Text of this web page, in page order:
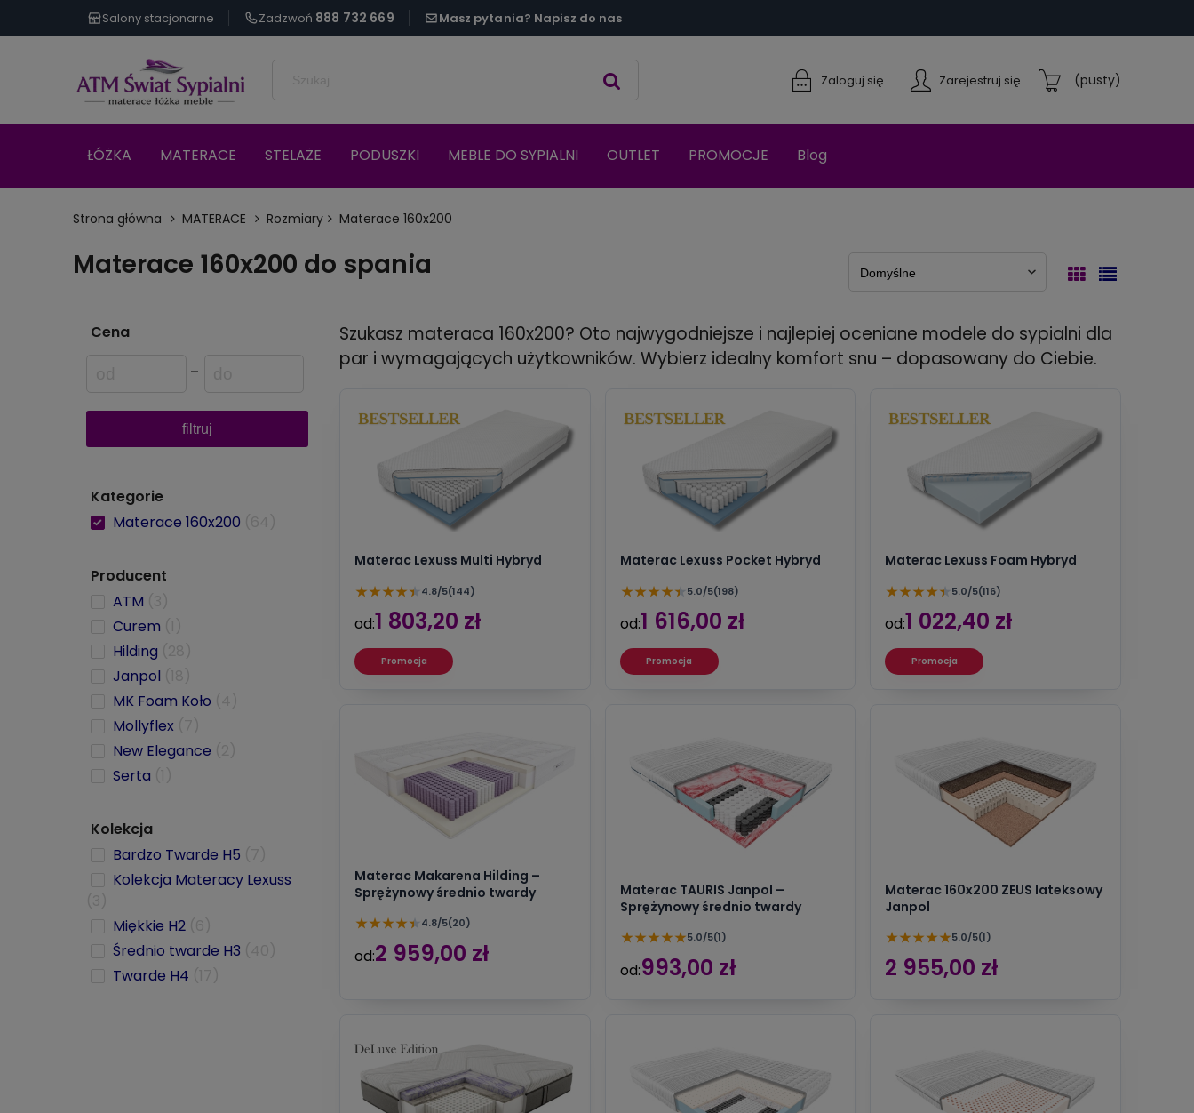
Salony stacjonarne Zadzwoń:888 732 669 Masz pytania? Napisz do nas
Zarejestruj się
Zaloguj się (pusty)
ŁÓŻKA MATERACE STELAŻE PODUSZKI MEBLE DO SYPIALNI OUTLET PROMOCJE Blog
Strona główna MATERACE Rozmiary Materace 160x200
Materace 160x200 do spania
Kategorie
Materace 160x200
Producent
ATM
Curem
Hilding
Janpol
MK Foam Koło
Mollyflex
New Elegance
Serta
Kolekcja
Bardzo Twarde H5
Kolekcja Materacy Lexuss
Miękkie H2
Średnio twarde H3
Twarde H4
Cena
-
filtruj
Szukasz materaca 160x200? Oto najwygodniejsze i najlepiej oceniane modele do sypialni dla
par i wymagających użytkowników. Wybierz idealny komfort snu – dopasowany do Ciebie.
Materac Lexuss Multi Hybryd
★★★★★4.8/5(144)
od:1 803,20 zł
Promocja
Materac Lexuss Pocket Hybryd
★★★★★5.0/5(198)
od:1 616,00 zł
Promocja
Materac Lexuss Foam Hybryd
★★★★★5.0/5(116)
od:1 022,40 zł
Promocja
Materac Makarena Hilding –
Sprężynowy średnio twardy
★★★★★4.8/5(20)
od:2 959,00 zł
Materac TAURIS Janpol –
Sprężynowy średnio twardy
★★★★★5.0/5(1)
od:993,00 zł
Materac 160x200 ZEUS lateksowy
Janpol
★★★★★5.0/5(1)
2 955,00 zł